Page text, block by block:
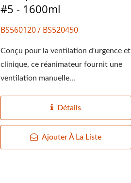
#5 - 1600ml
BS560120 / BS520450
Conçu pour la ventilation d'urgence et
clinique, ce réanimateur fournit une
ventilation manuelle...
Détails
Ajouter À La Liste